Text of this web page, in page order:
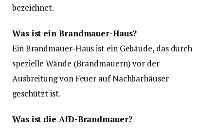
bezeichnet.
Was ist ein Brandmauer-Haus?
Ein Brandmauer-Haus ist ein Gebäude, das durch
spezielle Wände (Brandmauern) vor der
Ausbreitung von Feuer auf Nachbarhäuser
geschützt ist.
Was ist die AfD-Brandmauer?